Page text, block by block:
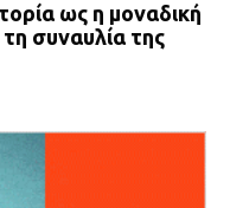
ως η μοναδική
συναυλία της